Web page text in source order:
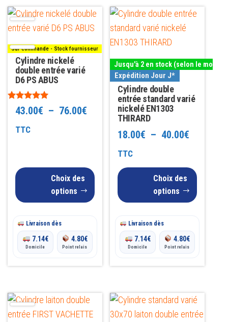
Sur commande - Stock fournisseur
Cylindre nickelé
double entrée varié
D6 PS ABUS
Note
5.0043.00€ – 76.00€
43.00€
76.00€
TTC
Choix des
options
Ce
produit
plusieurs
variations.
Les
options
peuvent
être
du
Livraison dès
7.14€
Domicile
4.80€
Point relais
Jusqu'à 2 en stock (selon le
Expédition Jour J*
Cylindre double
entrée standard varié
nickelé EN1303
THIRARD
18.00€ – 40.00€Plage
prix :
18.00€
TTC
Choix des
options
Ce
produit
a
variations.
Les
options
peuvent
choisies
sur
du
Livraison dès
7.14€
Domicile
4.80€
Point relais
Ce
produit